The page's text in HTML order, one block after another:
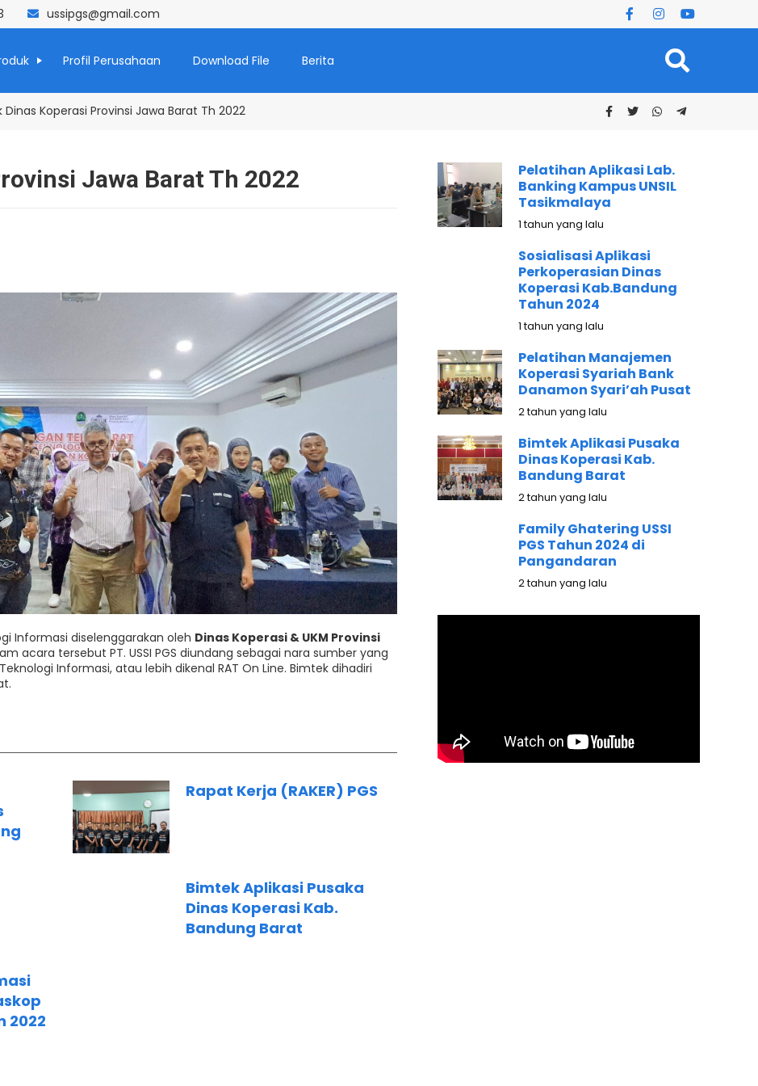
ussipgs@gmail.com
Profil Perusahaan Download File Berita
Dinas Koperasi Provinsi Jawa Barat Th 2022
Jawa Barat Th 2022
Informasi diselenggarakan oleh Dinas Koperasi & UKM Provinsi
acara tersebut PT. USSI PGS diundang sebagai nara sumber yang
Informasi, atau lebih dikenal RAT On Line. Bimtek dihadiri
Rapat Kerja (RAKER) PGS
Bimtek Aplikasi Pusaka
Dinas Koperasi Kab.
Bandung Barat
2022
Pelatihan Aplikasi Lab.
Banking Kampus UNSIL
Tasikmalaya
1 tahun yang lalu
Sosialisasi Aplikasi
Perkoperasian Dinas
Koperasi Kab.Bandung
Tahun 2024
1 tahun yang lalu
Pelatihan Manajemen
Koperasi Syariah Bank
Danamon Syari’ah Pusat
2 tahun yang lalu
Bimtek Aplikasi Pusaka
Dinas Koperasi Kab.
Bandung Barat
2 tahun yang lalu
Family Ghatering USSI
PGS Tahun 2024 di
Pangandaran
2 tahun yang lalu